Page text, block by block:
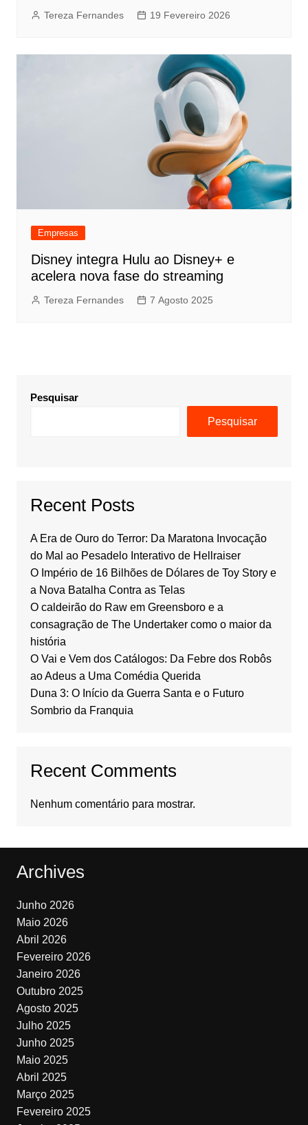
Tereza Fernandes 19 Fevereiro 2026
Empresas
Disney integra Hulu ao Disney+ e
acelera nova fase do streaming
Tereza Fernandes 7 Agosto 2025
Pesquisar
Pesquisar
Recent Posts
A Era de Ouro do Terror: Da Maratona Invocação
do Mal ao Pesadelo Interativo de Hellraiser
O Império de 16 Bilhões de Dólares de Toy Story e
a Nova Batalha Contra as Telas
O caldeirão do Raw em Greensboro e a
consagração de The Undertaker como o maior da
história
O Vai e Vem dos Catálogos: Da Febre dos Robôs
ao Adeus a Uma Comédia Querida
Duna 3: O Início da Guerra Santa e o Futuro
Sombrio da Franquia
Recent Comments
Nenhum comentário para mostrar.
Archives
Junho 2026
Maio 2026
Abril 2026
Fevereiro 2026
Janeiro 2026
Outubro 2025
Agosto 2025
Julho 2025
Junho 2025
Maio 2025
Abril 2025
Março 2025
Fevereiro 2025